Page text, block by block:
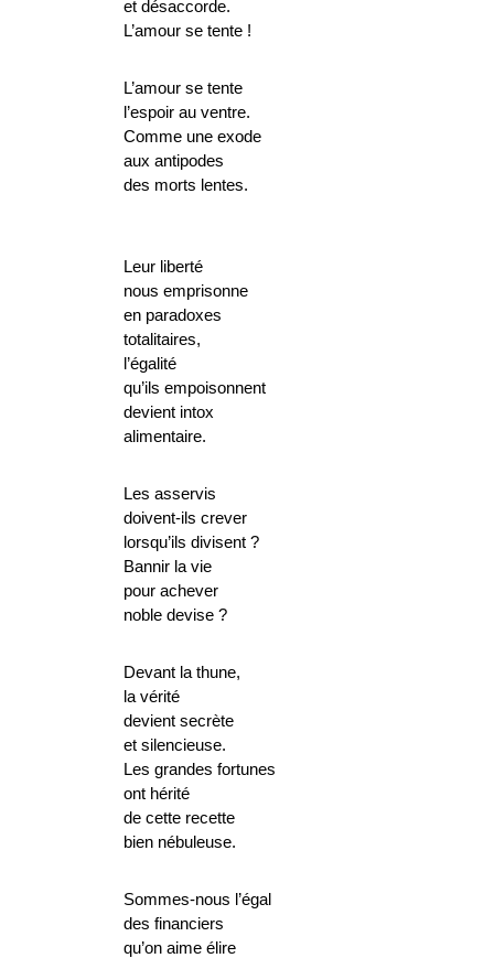
et désaccorde.
L’amour se tente !
L’amour se tente
l’espoir au ventre.
Comme une exode
aux antipodes
des morts lentes.
Leur liberté
nous emprisonne
en paradoxes
totalitaires,
l’égalité
qu’ils empoisonnent
devient intox
alimentaire.
Les asservis
doivent-ils crever
lorsqu’ils divisent ?
Bannir la vie
pour achever
noble devise ?
Devant la thune,
la vérité
devient secrète
et silencieuse.
Les grandes fortunes
ont hérité
de cette recette
bien nébuleuse.
Sommes-nous l’égal
des financiers
qu’on aime élire